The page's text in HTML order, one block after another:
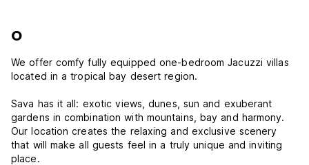
O
We offer comfy fully equipped one-bedroom Jacuzzi villas
located in a tropical bay desert region.
Sava has it all: exotic views, dunes, sun and exuberant
gardens in combination with mountains, bay and harmony.
Our location creates the relaxing and exclusive scenery
that will make all guests feel in a truly unique and inviting
place.